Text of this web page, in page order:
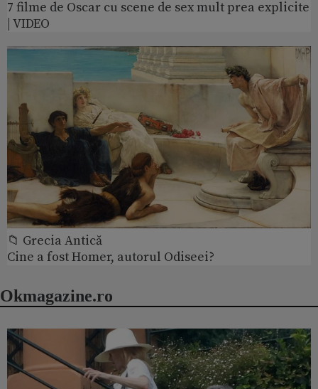
7 filme de Oscar cu scene de sex mult prea explicite
| VIDEO
📁 Grecia Antică
Cine a fost Homer, autorul Odiseei?
Okmagazine.ro